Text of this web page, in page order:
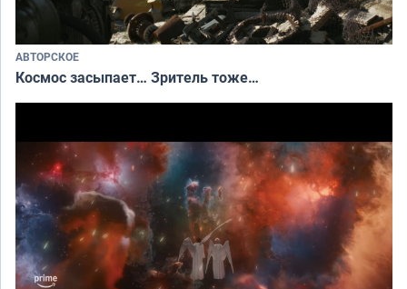
АВТОРСКОЕ
Космос засыпает… Зритель тоже…